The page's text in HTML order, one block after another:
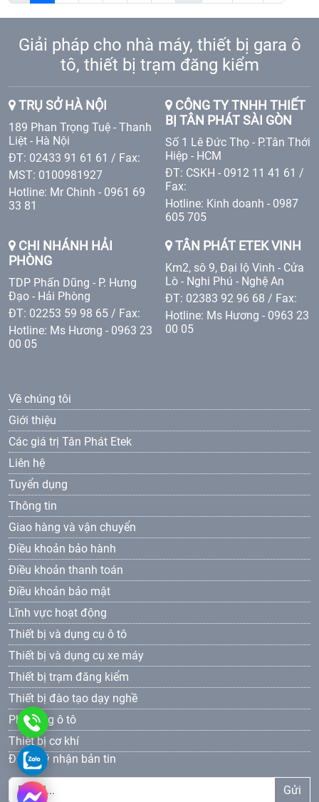
Giải pháp cho nhà máy, thiết bị gara ô
tô, thiết bị trạm đăng kiểm
TRỤ SỞ HÀ NỘI
189 Phan Trọng Tuệ - Thanh
Liệt - Hà Nội
ĐT: 02433 91 61 61 / Fax:
MST: 0100981927
Hotline: Mr Chinh - 0961 69
33 81
CÔNG TY TNHH THIẾT
BỊ TÂN PHÁT SÀI GÒN
Số 1 Lê Đức Thọ - P.Tân Thới
Hiệp - HCM
ĐT: CSKH - 0912 11 41 61 /
Fax:
Hotline: Kinh doanh - 0987
605 705
CHI NHÁNH HẢI
PHÒNG
TDP Phấn Dũng - P. Hưng
Đạo - Hải Phòng
ĐT: 02253 59 98 65 / Fax:
Hotline: Ms Hương - 0963 23
00 05
TÂN PHÁT ETEK VINH
Km2, sô 9, Đại lộ Vinh - Cửa
Lò - Nghi Phú - Nghệ An
ĐT: 02383 92 96 68 / Fax:
Hotline: Ms Hương - 0963 23
00 05
Về chúng tôi
Giới thiệu
Các giá trị Tân Phát Etek
Liên hệ
Tuyển dụng
Thông tin
Giao hàng và vận chuyển
Điều khoản bảo hành
Điều khoản thanh toán
Điều khoản bảo mật
Lĩnh vực hoạt động
Thiết bị và dụng cụ ô tô
Thiết bị và dụng cụ xe máy
Thiết bị trạm đăng kiểm
Thiết bị đào tạo dạy nghề
Phụ tùng ô tô
Thiết bị cơ khí
Đăng ký nhận bản tin
Gửi
0961
69
0961693381